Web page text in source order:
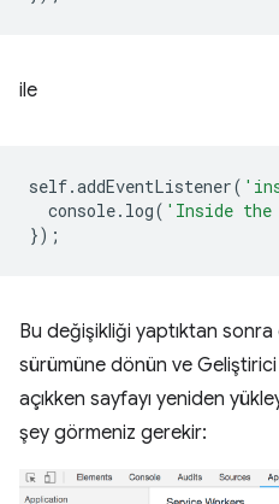
ile
self.addEventListener(
console. log( 'Inside the
});
Bu değişikliği yaptıktan sonra
sürümüne dönün ve
açıkken sayfayı yeniden
şey görmeniz gerekir: